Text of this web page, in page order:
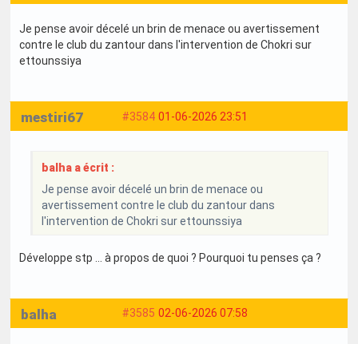
Je pense avoir décelé un brin de menace ou avertissement
contre le club du zantour dans l'intervention de Chokri sur
ettounssiya
#3584 01-06-2026 23:51
mestiri67
balha a écrit :
Je pense avoir décelé un brin de menace ou
avertissement contre le club du zantour dans
l'intervention de Chokri sur ettounssiya
Développe stp … à propos de quoi ? Pourquoi tu penses ça ?
#3585 02-06-2026 07:58
balha